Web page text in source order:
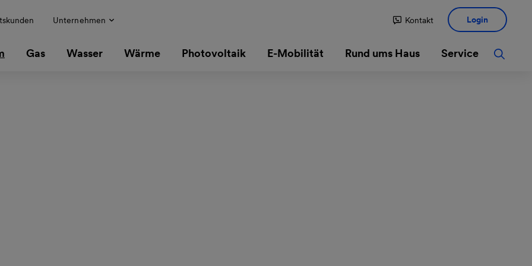
Unternehmen Kontakt Login
Gas Wasser Wärme Photovoltaik E-Mobilität Rund ums Haus Service